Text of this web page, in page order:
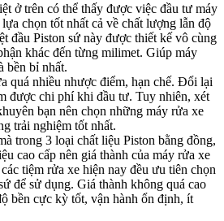
ở trên có thể thấy được việc đầu tư máy
chọn tốt nhất cả về chất lượng lẫn độ
đầu Piston sứ này được thiết kế vô cùng
khác đến từng milimet. Giúp máy
bền bỉ nhất.
quá nhiều nhược điểm, hạn chế. Đổi lại
được chi phí khi đầu tư. Tuy nhiên, xét
bạn nên chọn những máy rửa xe
trải nghiệm tốt nhất.
trong 3 loại chất liệu Piston bằng đồng,
cao cấp nên giá thành của máy rửa xe
tiệm rửa xe hiện nay đều ưu tiên chọn
để sử dụng. Giá thành không quá cao
bền cực kỳ tốt, vận hành ổn định, ít